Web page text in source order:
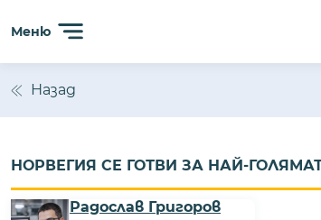
Меню
Назад
НОРВЕГИЯ СЕ ГОТВИ ЗА НАЙ-
Радослав Григоров